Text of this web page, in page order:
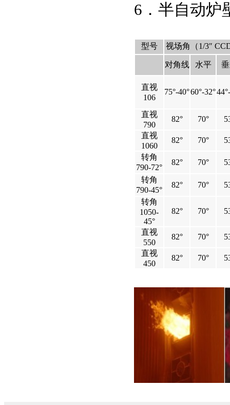
6．半自动炉
型号 视场角（1/3″
对角线 水平
直视
106
75°-40°60°-32°
直视
790
82° 70°
直视
1060
82° 70°
转角
790-72°
82° 70°
转角
790-45°
82° 70°
转角
1050-
45°
82° 70°
直视
550
82° 70°
直视
450
82° 70°